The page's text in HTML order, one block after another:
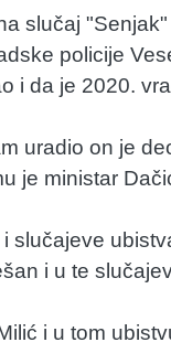
slučaj
policije
i da je 2020.
uradio on je
je ministar
slučajeve
i u te
i u tom